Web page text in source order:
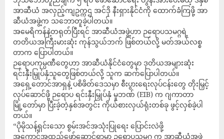
အာဆီယံ အလှည့်ကျဥက္ကဌ အင်ဒို နီးရှားနိုင်ငံကို ထောက်ခံကြဖို့ အာ
ဆီယံအဖွဲ့က သဘောတူခဲ့ပါတယ်။
အမေရိကန်နဲ့တရုတ်ပြီးရင် အာဆီယံအဖွဲ့ဟာ ဉရောပသမဂ္ဂရဲ့
တတိယအကြီးမားဆုံး ကုန်သွယ်ဘက် ဖြစ်တယ်လို့ မတ်အယ်လစ္စ
တာက ပြောပါတယ်။
ဉရောပကုမ္ပဏီတွေဟာ အာဆီယံနိုင်ငံတွေမှာ ဒုတိယအများဆုံး
ရင်းနှီးမြှုပ်နှံသူတွေဖြစ်တယ်လို့ သူက ဆက်ပြောပါတယ်။
အရှေ့တောင်အာရှနဲ့ ပစိဖိတ်ဒေသမှာ စီးပွားရေးလုပ်ငန်းတွေ တိုးမြှင့်
လုပ်ဆောင်ဖို့ ဉရောပ ရင်းနှီးမြှုပ်နှံ မှုဘဏ် (EIB) က ဂျကာတာ
မြို့တော်မှာ ပြီးခဲ့တဲ့နှစ်အတွင်း ကိုယ်စားလှယ်ရုံးတစ်ခု ဖွင့်လှစ်ခဲ့ပါ
တယ်။
“ပိုမိုသန့်ရှင်းသော စွမ်းအင်အသုံးပြုရေး ပြောင်းလဲဖို့
အကောင်အထည်ဖော်ဆောင်ရာမှာ ဉရောပသမဂ္ဂ က အာဆီယံအဖွဲ့